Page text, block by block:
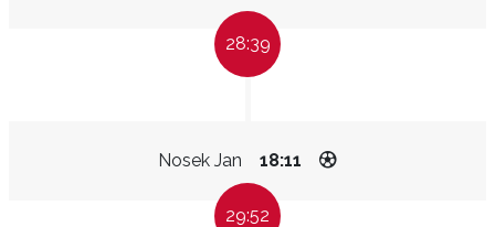
28:39
Nosek Jan 18:11
29:52